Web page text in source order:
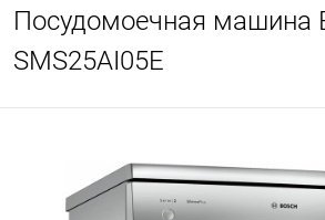
Посудомоечная машина
SMS25AI05E